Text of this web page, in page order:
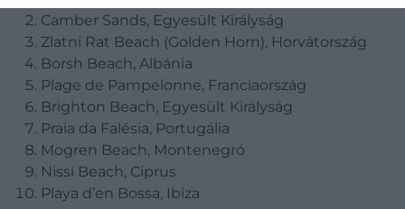
Camber Sands, Egyesült Királyság
Zlatni Rat Beach (Golden Horn), Horvátország
Borsh Beach, Albánia
Plage de Pampelonne, Franciaország
Brighton Beach, Egyesült Királyság
Praia da Falésia, Portugália
Mogren Beach, Montenegró
Nissi Beach, Ciprus
Playa d’en Bossa, Ibiza